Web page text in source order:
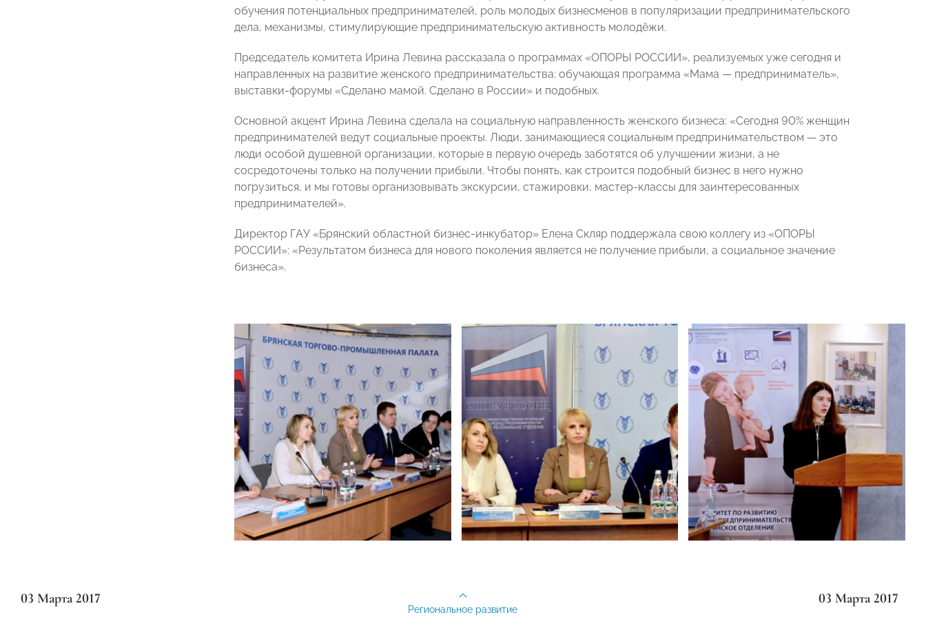
обучения потенциальных предпринимателей, роль молодых бизнесменов в популяризации предпринимательского
дела, механизмы, стимулирующие предпринимательскую активность молодёжи.
Председатель комитета Ирина Левина рассказала о программах «ОПОРЫ РОССИИ», реализуемых уже сегодня и
направленных на развитие женского предпринимательства: обучающая программа «Мама — предприниматель»,
выставки-форумы «Сделано мамой. Сделано в России» и подобных.
Основной акцент Ирина Левина сделала на социальную направленность женского бизнеса: «Сегодня 90% женщин
предпринимателей ведут социальные проекты. Люди, занимающиеся социальным предпринимательством — это
люди особой душевной организации, которые в первую очередь заботятся об улучшении жизни, а не
сосредоточены только на получении прибыли. Чтобы понять, как строится подобный бизнес в него нужно
погрузиться, и мы готовы организовывать экскурсии, стажировки, мастер-классы для заинтересованных
предпринимателей».
Директор ГАУ «Брянский областной бизнес-инкубатор» Елена Скляр поддержала свою коллегу из «ОПОРЫ
РОССИИ»: «Результатом бизнеса для нового поколения является не получение прибыли, а социальное значение
бизнеса».
03 Марта 2017 03 Марта 2017
Региональное развитие